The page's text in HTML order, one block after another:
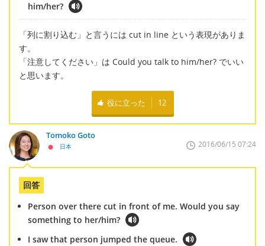
him/her?
「列に割り込む」と言うには cut in line という表現がありま
す。
「注意してください」は Could you talk to him/her? でいい
と思います。
役に立った 12
Tomoko Goto
日本 2016/06/15 07:24
回答
Person over there cut in front of me. Would you say
something to her/him?
I saw that person jumped the queue.